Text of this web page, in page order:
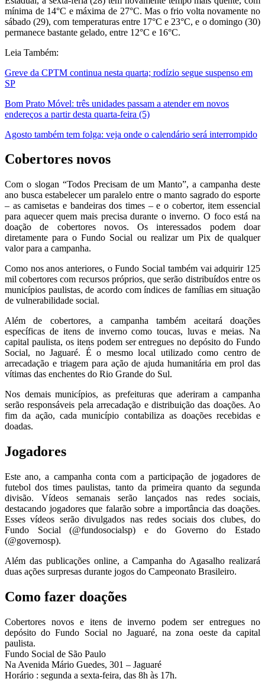
mínima de 14°C e máxima de 27°C. Mas o frio volta novamente no
sábado (29), com temperaturas entre 17°C e 23°C, e o domingo (30)
permanece bastante gelado, entre 12°C e 16°C.
Leia Também:
Greve da CPTM continua nesta quarta; rodízio segue suspenso em
SP
Bom Prato Móvel: três unidades passam a atender em novos
endereços a partir desta quarta-feira (5)
Agosto também tem folga: veja onde o calendário será interrompido
Cobertores novos
Com o slogan “Todos Precisam de um Manto”, a campanha deste
ano busca estabelecer um paralelo entre o manto sagrado do esporte
– as camisetas e bandeiras dos times – e o cobertor, item essencial
para aquecer quem mais precisa durante o inverno. O foco está na
doação de cobertores novos. Os interessados podem doar
diretamente para o Fundo Social ou realizar um Pix de qualquer
valor para a campanha.
Como nos anos anteriores, o Fundo Social também vai adquirir 125
mil cobertores com recursos próprios, que serão distribuídos entre os
municípios paulistas, de acordo com índices de famílias em situação
de vulnerabilidade social.
Além de cobertores, a campanha também aceitará doações
específicas de itens de inverno como toucas, luvas e meias. Na
capital paulista, os itens podem ser entregues no depósito do Fundo
Social, no Jaguaré. É o mesmo local utilizado como centro de
arrecadação e triagem para ação de ajuda humanitária em prol das
vítimas das enchentes do Rio Grande do Sul.
Nos demais municípios, as prefeituras que aderiram a campanha
serão responsáveis pela arrecadação e distribuição das doações. Ao
fim da ação, cada município contabiliza as doações recebidas e
doadas.
Jogadores
Este ano, a campanha conta com a participação de jogadores de
futebol dos times paulistas, tanto da primeira quanto da segunda
divisão. Vídeos semanais serão lançados nas redes sociais,
destacando jogadores que falarão sobre a importância das doações.
Esses vídeos serão divulgados nas redes sociais dos clubes, do
Fundo Social (@fundosocialsp) e do Governo do Estado
(@governosp).
Além das publicações online, a Campanha do Agasalho realizará
duas ações surpresas durante jogos do Campeonato Brasileiro.
Como fazer doações
Cobertores novos e itens de inverno podem ser entregues no
depósito do Fundo Social no Jaguaré, na zona oeste da capital
paulista.
Fundo Social de São Paulo
Na Avenida Mário Guedes, 301 – Jaguaré
Horário : segunda a sexta-feira, das 8h às 17h.